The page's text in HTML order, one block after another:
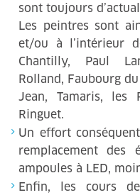
sont toujours
Les peintres sont
et/ou à l’intérieur
Chantilly, Paul
Rolland, Faubourg
Jean, Tamaris, les
Ringuet.
Un effort
remplacement des
ampoules à LED,
Enfin, les cours